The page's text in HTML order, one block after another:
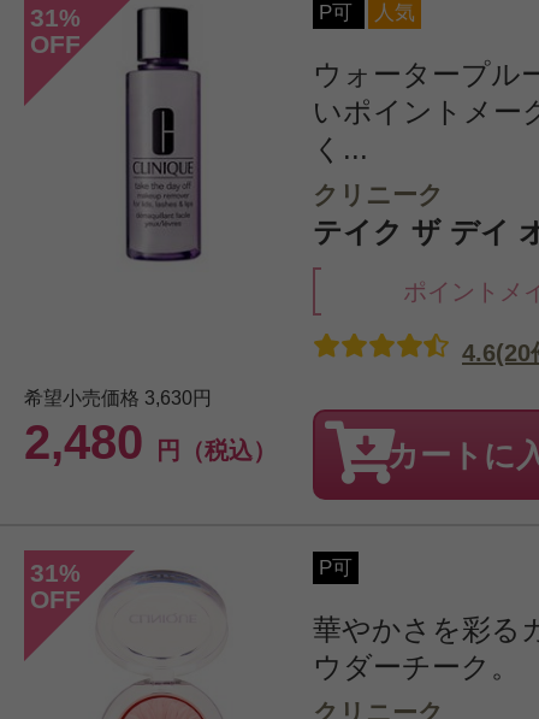
31%
OFF
P可 人気
ウォータープル
いポイントメー
く...
クリニーク
テイク ザ デイ
ポイントメ
希望小売価格 3,630円
2,480 円（税込）
4.6(20
カートに
31%
OFF
P可
華やかさを彩る
ウダーチーク。
クリニーク